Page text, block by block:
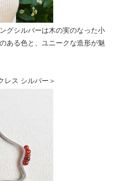
グシルバーは木の実のなった小
ある色と、ユニークな造形が魅
レス シルバー＞